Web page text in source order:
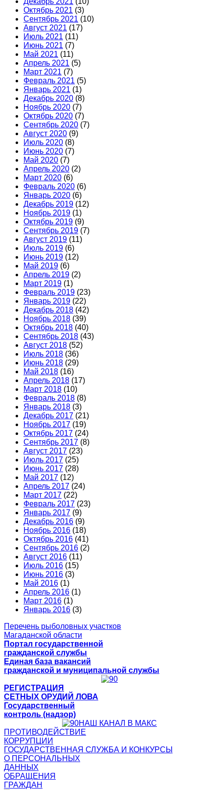
Октябрь 2021 (3)
Сентябрь 2021 (10)
Август 2021 (17)
Июль 2021 (11)
Июнь 2021 (7)
Май 2021 (11)
Апрель 2021 (5)
Март 2021 (7)
Февраль 2021 (5)
Январь 2021 (1)
Декабрь 2020 (8)
Ноябрь 2020 (7)
Октябрь 2020 (7)
Сентябрь 2020 (7)
Август 2020 (9)
Июль 2020 (8)
Июнь 2020 (7)
Май 2020 (7)
Апрель 2020 (2)
Март 2020 (6)
Февраль 2020 (6)
Январь 2020 (6)
Декабрь 2019 (12)
Ноябрь 2019 (1)
Октябрь 2019 (9)
Сентябрь 2019 (7)
Август 2019 (11)
Июль 2019 (6)
Июнь 2019 (12)
Май 2019 (6)
Апрель 2019 (2)
Март 2019 (1)
Февраль 2019 (23)
Январь 2019 (22)
Декабрь 2018 (42)
Ноябрь 2018 (39)
Октябрь 2018 (40)
Сентябрь 2018 (43)
Август 2018 (52)
Июль 2018 (36)
Июнь 2018 (29)
Май 2018 (16)
Апрель 2018 (17)
Март 2018 (10)
Февраль 2018 (8)
Январь 2018 (3)
Декабрь 2017 (21)
Ноябрь 2017 (19)
Октябрь 2017 (24)
Сентябрь 2017 (8)
Август 2017 (23)
Июль 2017 (25)
Июнь 2017 (28)
Май 2017 (12)
Апрель 2017 (24)
Март 2017 (22)
Февраль 2017 (23)
Январь 2017 (9)
Декабрь 2016 (9)
Ноябрь 2016 (18)
Октябрь 2016 (41)
Сентябрь 2016 (2)
Август 2016 (11)
Июль 2016 (15)
Июнь 2016 (3)
Май 2016 (1)
Апрель 2016 (1)
Март 2016 (1)
Январь 2016 (3)
Перечень рыболовных участков
Магаданской области
Портал государственной
гражданской службы
Единая база вакансий
гражданской и муниципальной службы
РЕГИСТРАЦИЯ
СЕТНЫХ ОРУДИЙ ЛОВА
Государственный
контроль (надзор)
НАШ КАНАЛ В МАКС
ПРОТИВОДЕЙСТВИЕ
КОРРУПЦИИ
ГОСУДАРСТВЕННАЯ СЛУЖБА И КОНКУРСЫ
О ПЕРСОНАЛЬНЫХ
ДАННЫХ
ОБРАЩЕНИЯ
ГРАЖДАН